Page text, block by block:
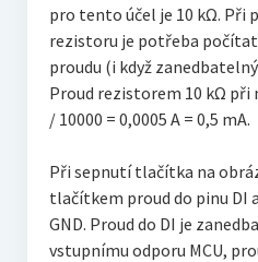
pro tento účel je 10 kΩ. Při
rezistoru je potřeba počítat
proudu (i když
Proud rezistorem 10 kΩ při
/ 10000 = 0,0005 A = 0,5 mA.
Při sepnutí tlačítka na
tlačítkem proud do pinu DI
GND. Proud do DI je
vstupnímu odporu MCU,